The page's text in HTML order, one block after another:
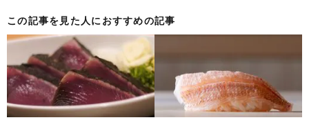
この記事を見た人におすすめの記事